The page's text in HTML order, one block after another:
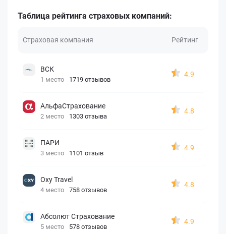
Таблица рейтинга страховых компаний:
Страховая компания Рейтинг
ВСК
1 место 1719 отзывов
4.9
АльфаСтрахование
2 место 1303 отзыва
4.8
ПАРИ
3 место 1101 отзыв
4.9
Oxy Travel
4 место 758 отзывов
4.8
Абсолют Страхование
5 место 578 отзывов
4.9